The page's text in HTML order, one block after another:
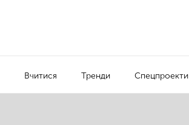
Вчитися Тренди Спецпроекти